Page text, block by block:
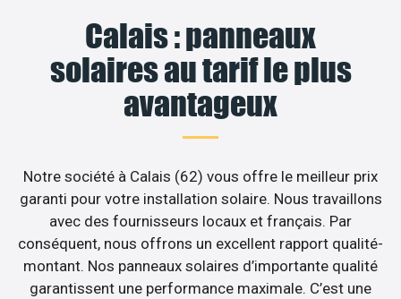
Calais : panneaux
solaires au tarif le plus
avantageux
Notre société à Calais (62) vous offre le meilleur prix
garanti pour votre installation solaire. Nous travaillons
avec des fournisseurs locaux et français. Par
conséquent, nous offrons un excellent rapport qualité-
montant. Nos panneaux solaires d’importante qualité
garantissent une performance maximale. C’est une